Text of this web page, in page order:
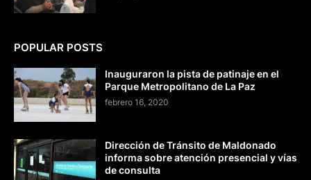
POPULAR POSTS
Inauguraron la pista de patinaje en el
Parque Metropolitano de La Paz
febrero 16, 2020
Dirección de Tránsito de Maldonado
informa sobre atención presencial y vías
de consulta